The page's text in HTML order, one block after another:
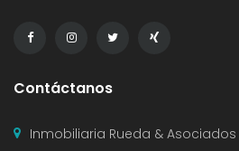
Contáctanos
Inmobiliaria Rueda & Asociados